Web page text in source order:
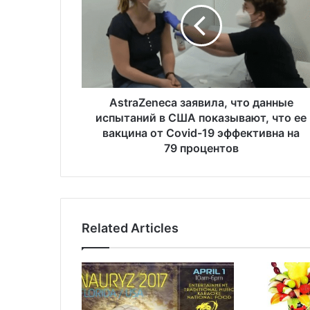
e
,
ч
т
о
д
а
AstraZeneca заявила, что данные
испытаний в США показывают, что ее
вакцина от Covid-19 эффективна на
79 процентов
Related Articles